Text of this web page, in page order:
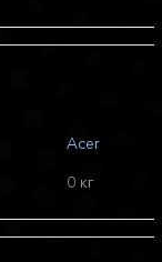
Acer
0 кг